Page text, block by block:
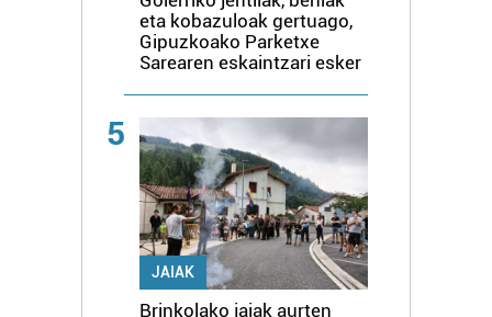
eta kobazuloak gertuago,
Gipuzkoako Parketxe
Sarearen eskaintzari esker
5
JAIAK
Brinkolako jaiak aurten